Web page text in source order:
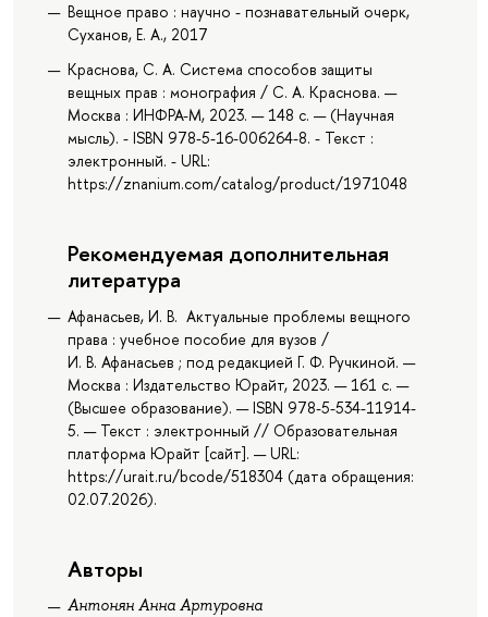
Вещное право : научно - познавательный очерк,
Суханов, Е. А., 2017
Краснова, С. А. Система способов защиты
вещных прав : монография / С. А. Краснова. —
Москва : ИНФРА-М, 2023. — 148 с. — (Научная
мысль). - ISBN 978-5-16-006264-8. - Текст :
электронный. - URL:
https://znanium.com/catalog/product/1971048
Рекомендуемая дополнительная
литература
Афанасьев, И. В. Актуальные проблемы вещного
права : учебное пособие для вузов /
И. В. Афанасьев ; под редакцией Г. Ф. Ручкиной. —
Москва : Издательство Юрайт, 2023. — 161 с. —
(Высшее образование). — ISBN 978-5-534-11914-
5. — Текст : электронный // Образовательная
платформа Юрайт [сайт]. — URL:
https://urait.ru/bcode/518304 (дата обращения:
02.07.2026).
Авторы
Антонян Анна Артуровна